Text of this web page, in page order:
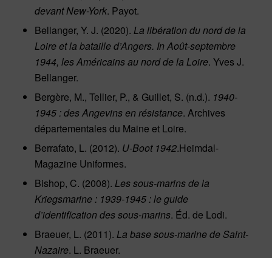
devant New-York. Payot.
Bellanger, Y. J. (2020). La libération du nord de la
Loire et la bataille d’Angers. In Août-septembre
1944, les Américains au nord de la Loire. Yves J.
Bellanger.
Bergère, M., Tellier, P., & Guillet, S. (n.d.). 1940-
1945 : des Angevins en résistance. Archives
départementales du Maine et Loire.
Berrafato, L. (2012). U-Boot 1942.Heimdal-
Magazine Uniformes.
Bishop, C. (2008). Les sous-marins de la
Kriegsmarine : 1939-1945 : le guide
d’identification des sous-marins. Éd. de Lodi.
Braeuer, L. (2011). La base sous-marine de Saint-
Nazaire. L. Braeuer.